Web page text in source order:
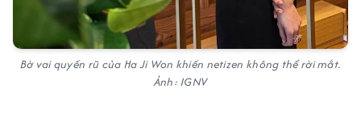
Bờ vai quyến rũ của Ha Ji Won khiến netizen không thể rời mắt.
Ảnh: IGNV